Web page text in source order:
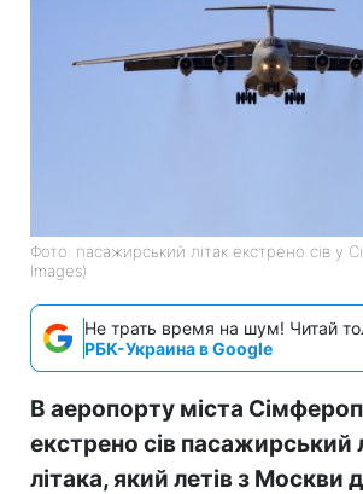
Фото: пасажирський літак екстрено сів у
Images)
Не трать время на шум! Читай
РБК-Украина в Google
В аеропорту міста
екстрено сів пасажирський
літака, який летів з Москви